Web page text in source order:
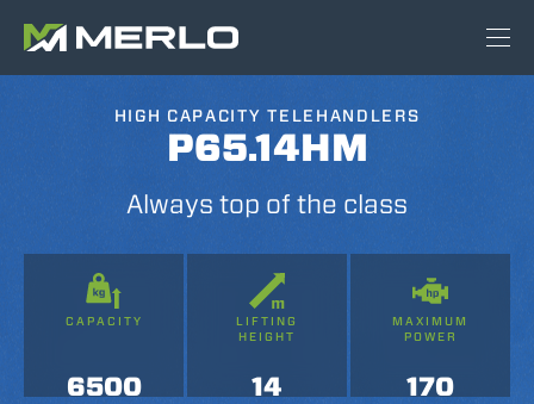
HIGH CAPACITY TELEHANDLERS
P65.14HM
Always top of the class
CAPACITY
6500
LIFTING
HEIGHT
14
MAXIMUM
POWER
170